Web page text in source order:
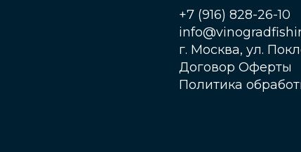
+7 (916) 828-26-10
г. Москва, ул.
Договор Оферты
Политика